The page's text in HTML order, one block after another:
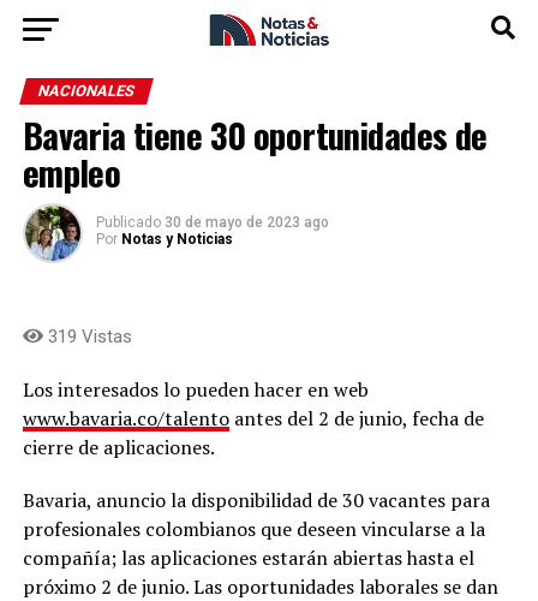
NACIONALES
Bavaria tiene 30 oportunidades de
empleo
Publicado 30 de mayo de 2023 ago
Por Notas y Noticias
319 Vistas
Los interesados lo pueden hacer en web
www.bavaria.co/talentoantes del 2 de junio, fecha de
cierre de aplicaciones.
Bavaria, anuncio la disponibilidad de 30 vacantes para
profesionales colombianos que deseen vincularse a la
compañía; las aplicaciones estarán abiertas hasta el
próximo 2 de junio. Las oportunidades laborales se dan